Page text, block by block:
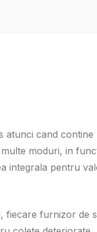
atunci cand
moduri, in
integrala pentru
fiecare furnizor de